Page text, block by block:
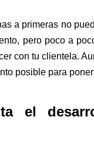
a primeras no
pero poco a
con tu clientela.
posible para
el